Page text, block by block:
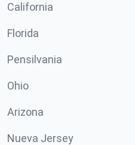
California
Florida
Pensilvania
Ohio
Arizona
Nueva Jersey